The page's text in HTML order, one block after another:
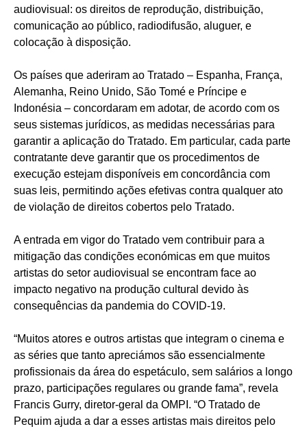
audiovisual: os direitos de reprodução, distribuição,
comunicação ao público, radiodifusão, aluguer, e
colocação à disposição.
Os países que aderiram ao Tratado – Espanha, França,
Alemanha, Reino Unido, São Tomé e Príncipe e
Indonésia – concordaram em adotar, de acordo com os
seus sistemas jurídicos, as medidas necessárias para
garantir a aplicação do Tratado. Em particular, cada parte
contratante deve garantir que os procedimentos de
execução estejam disponíveis em concordância com
suas leis, permitindo ações efetivas contra qualquer ato
de violação de direitos cobertos pelo Tratado.
A entrada em vigor do Tratado vem contribuir para a
mitigação das condições económicas em que muitos
artistas do setor audiovisual se encontram face ao
impacto negativo na produção cultural devido às
consequências da pandemia do COVID-19.
“Muitos atores e outros artistas que integram o cinema e
as séries que tanto apreciámos são essencialmente
profissionais da área do espetáculo, sem salários a longo
prazo, participações regulares ou grande fama”, revela
Francis Gurry, diretor-geral da OMPI. “O Tratado de
Pequim ajuda a dar a esses artistas mais direitos pelo